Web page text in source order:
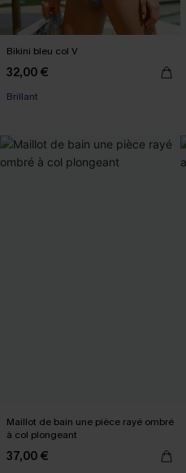
Bikini bleu col V
32,00 €
Brillant
Maillot de bain une pièce rayé ombré
à col plongeant
37,00 €